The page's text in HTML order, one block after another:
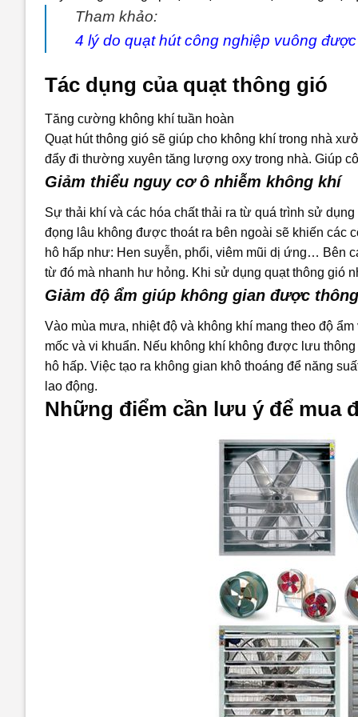
Tham khảo:
4 lý do quạt hút công nghiệp vuông
Tác dụng của quạt thông gió
Tăng cường không khí tuần hoàn
Quạt hút thông gió sẽ giúp cho không khí trong nhà
đẩy đi thường xuyên tăng lượng oxy trong nhà. Giúp
Giảm thiểu nguy cơ ô nhiễm không khí
Sự thải khí và các hóa chất thải ra từ quá trình sử
đọng lâu không được thoát ra bên ngoài sẽ khiến các
hô hấp như: Hen suyễn, phổi, viêm mũi dị ứng… Bên
từ đó mà nhanh hư hỏng. Khi sử dụng quạt thông gió
Giảm độ ẩm giúp không gian được
Vào mùa mưa, nhiệt độ và không khí mang theo độ
mốc và vi khuẩn. Nếu không khí không được lưu
hô hấp. Việc tạo ra không gian khô thoáng để năng
lao động.
Những điểm cần lưu ý để